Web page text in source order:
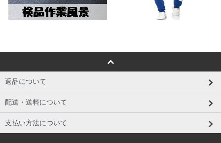
返品について
配送・送料について
支払い方法について